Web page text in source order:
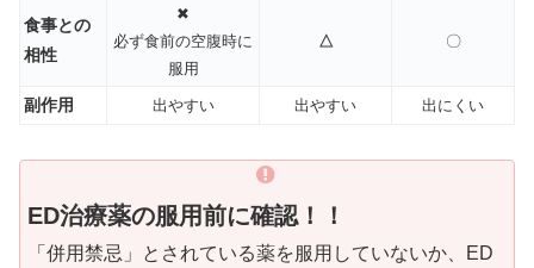
食事との
相性
✖
必ず食前の空腹時に
服用
△ 〇
副作用 出やすい 出やすい 出にくい
ED治療薬の服用前に確認！！
「併用禁忌」とされている薬を服用していないか、ED